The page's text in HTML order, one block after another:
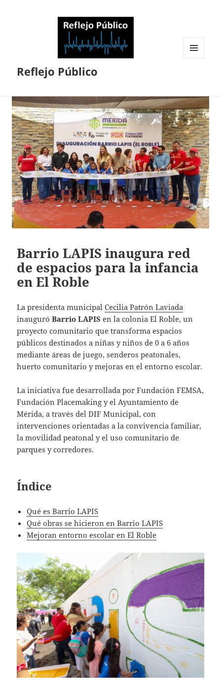
Reflejo Público
Barrio LAPIS inaugura red
de espacios para la infancia
en El Roble
La presidenta municipalCecilia Patrón Laviada
inauguróBarrio LAPIS en la colonia El Roble, un
proyecto comunitario que transforma espacios
públicos destinados a niñas y niños de 0 a 6 años
mediante áreas de juego, senderos peatonales,
huerto comunitario y mejoras en el entorno escolar.
La iniciativa fue desarrollada por Fundación FEMSA,
Fundación Placemaking y el Ayuntamiento de
Mérida, a través del DIF Municipal, con
intervenciones orientadas a la convivencia familiar,
la movilidad peatonal y el uso comunitario de
parques y corredores.
Índice
Qué es Barrio LAPIS
Qué obras se hicieron en Barrio LAPIS
Mejoran entorno escolar en El Roble